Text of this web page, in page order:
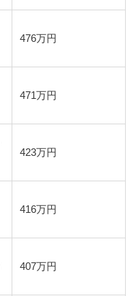
476万円
471万円
423万円
416万円
407万円